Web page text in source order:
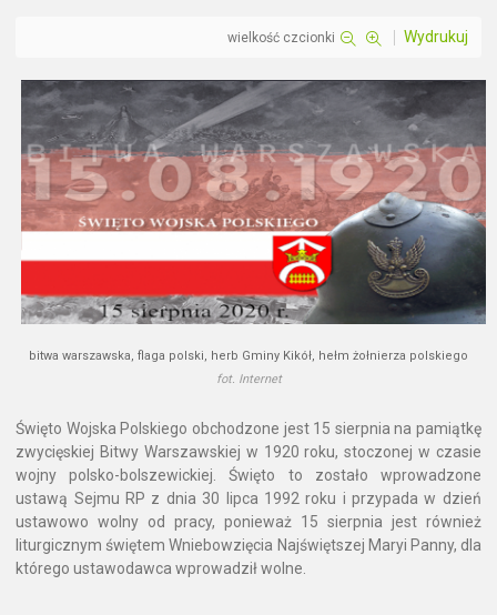
wielkość czcionki Wydrukuj
bitwa warszawska, flaga polski, herb Gminy Kikół, hełm żołnierza polskiego
fot. Internet
Święto Wojska Polskiego obchodzone jest 15 sierpnia na pamiątkę
zwycięskiej Bitwy Warszawskiej w 1920 roku, stoczonej w czasie
wojny polsko-bolszewickiej. Święto to zostało wprowadzone
ustawą Sejmu RP z dnia 30 lipca 1992 roku i przypada w dzień
ustawowo wolny od pracy, ponieważ 15 sierpnia jest również
liturgicznym świętem Wniebowzięcia Najświętszej Maryi Panny, dla
którego ustawodawca wprowadził wolne.